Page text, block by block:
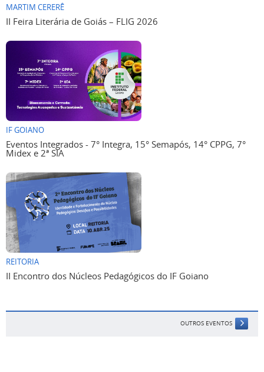
MARTIM CERERÊ
II Feira Literária de Goiás – FLIG 2026
IF GOIANO
Eventos Integrados - 7° Integra, 15° Semapós, 14° CPPG, 7°
Midex e 2ª SIA
REITORIA
II Encontro dos Núcleos Pedagógicos do IF Goiano
OUTROS EVENTOS